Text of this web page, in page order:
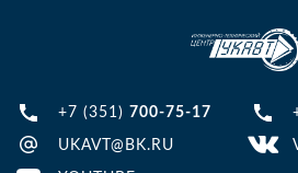
+7 (351) 700-75-17
UKAVT@BK.RU